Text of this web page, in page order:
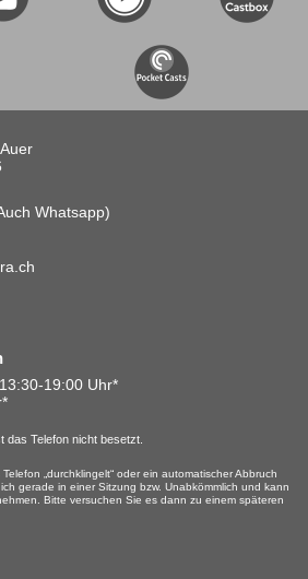
Whatsapp)
19:00 Uhr*
das Telefon nicht besetzt.
„durchklingelt“ oder ein automatischer Abbruch
ich gerade in einer Sitzung bzw. Unabkömmlich und kann
Bitte versuchen Sie es dann zu einem späteren